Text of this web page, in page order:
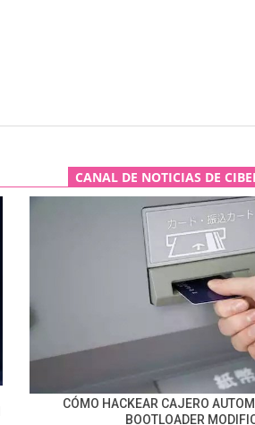
CANAL DE NOTICIAS DE
CÓMO HACKEAR CAJERO
BOOTLOADER